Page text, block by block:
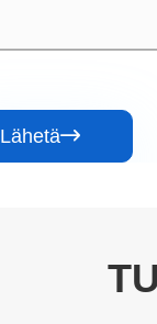
Lähetä